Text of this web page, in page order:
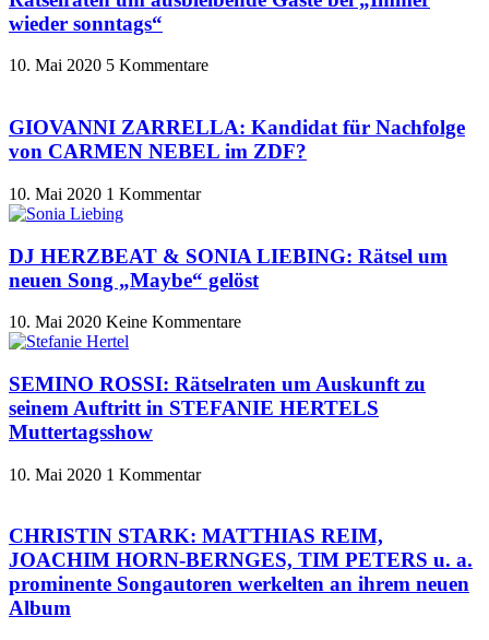
wieder sonntags“
10. Mai 2020 5 Kommentare
GIOVANNI ZARRELLA: Kandidat für Nachfolge
von CARMEN NEBEL im ZDF?
10. Mai 2020 1 Kommentar
DJ HERZBEAT & SONIA LIEBING: Rätsel um
neuen Song „Maybe“ gelöst
10. Mai 2020 Keine Kommentare
SEMINO ROSSI: Rätselraten um Auskunft zu
seinem Auftritt in STEFANIE HERTELS
Muttertagsshow
10. Mai 2020 1 Kommentar
CHRISTIN STARK: MATTHIAS REIM,
JOACHIM HORN-BERNGES, TIM PETERS u. a.
prominente Songautoren werkelten an ihrem neuen
Album